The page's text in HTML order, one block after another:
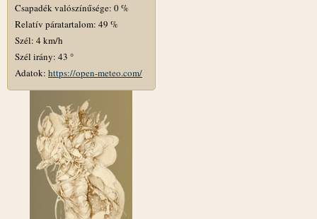
Csapadék valószínűsége: 0 %
Relatív páratartalom: 49 %
Szél: 4 km/h
Szél irány: 43 °
Adatok: https://open-meteo.com/